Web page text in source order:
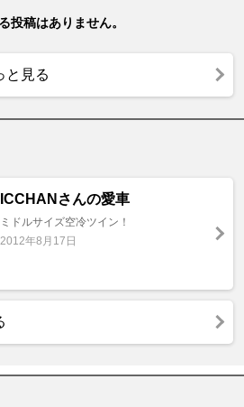
投稿はありません。
と見る
ICCHANさんの愛車
ミドルサイズ空冷ツイン！
2012年8月17日